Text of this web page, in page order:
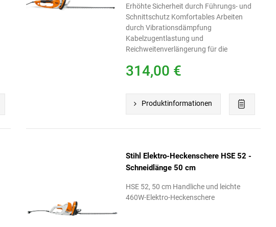
Erhöhte Sicherheit durch Führungs- und
Schnittschutz Komfortables Arbeiten
durch Vibrationsdämpfung
Kabelzugentlastung und
Reichweitenverlängerung für die
314,00 €
Produktinformationen
Stihl Elektro-Heckenschere HSE 52 -
Schneidlänge 50 cm
HSE 52, 50 cm Handliche und leichte
460W-Elektro-Heckenschere